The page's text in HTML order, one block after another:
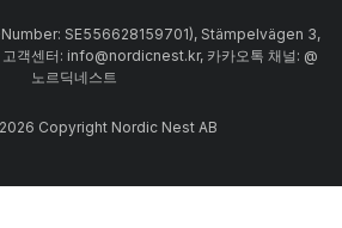
SE556628159701), Stämpelvägen 3,
객센터: info@nordicnest.kr, 카카오톡 채널: @
노르딕네스트
Copyright Nordic Nest AB